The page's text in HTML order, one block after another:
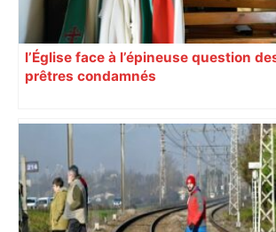
l’Église face à l’épineuse question
prêtres condamnés